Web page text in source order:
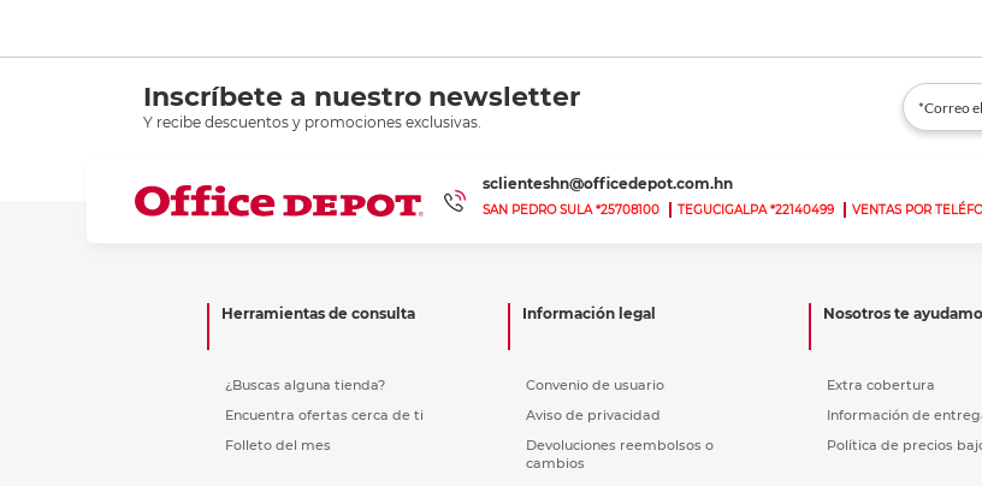
Inscríbete a nuestro newsletter
Y recibe descuentos y promociones exclusivas.
sclienteshn@officedepot.com.hn
SAN PEDRO SULA *25708100 TEGUCIGALPA *22140499 VENTAS POR
Herramientas de consulta
¿Buscas alguna tienda?
Encuentra ofertas cerca de ti
Folleto del mes
Información legal
Convenio de usuario
Aviso de privacidad
Devoluciones reembolsos o
cambios
Nosotros te
Extra cobertura
Información de
Política de precios